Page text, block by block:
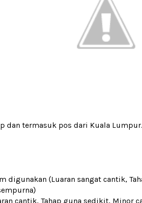
dan termasuk pos dari Kuala
digunakan (Luaran sangat cantik,
cantik, Tahap guna sedikit, Minor